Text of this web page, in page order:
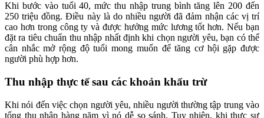
Khi bước vào tuổi 40, mức thu nhập trung bình tăng lên 200 đến
250 triệu đồng. Điều này là do nhiều người đã đảm nhận các vị trí
cao hơn trong công ty và được hưởng mức lương tốt hơn. Nếu bạn
đặt ra tiêu chuẩn thu nhập nhất định khi chọn người yêu, bạn có thể
cân nhắc mở rộng độ tuổi mong muốn để tăng cơ hội gặp được
người phù hợp hơn.
Thu nhập thực tế sau các khoản khấu trừ
Khi nói đến việc chọn người yêu, nhiều người thường tập trung vào
tổng thu nhập hàng năm vì nó dễ so sánh. Tuy nhiên, khi thực sự